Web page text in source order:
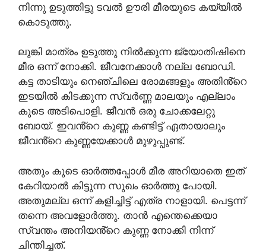
നിന്നു ഉടുത്തിട്ടു ടവൽ ഊരി മീരയുടെ കയ്യിൽ
കൊടുത്തു.
ലുങ്കി മാത്രം ഉടുത്തു നിൽക്കുന്ന ജ്യോതിഷിനെ
മീര ഒന്ന് നോക്കി. ജീവനേക്കാൾ നല്ല ബോഡി.
കട്ട താടിയും നെഞ്ചിലെ രോമങ്ങളും അതിൻ്റെ
ഇടയിൽ കിടക്കുന്ന സ്വർണ്ണ മാലയും എല്ലാം
കൂടെ അടിപൊളി. ജീവൻ ഒരു ചോക്കലേറ്റു
ബോയ്. ഇവൻ്റെ കുണ്ണ കണ്ടിട്ട് ഏതായാലും
ജീവൻ്റെ കുണ്ണയേക്കാൾ മുഴുപ്പുണ്ട്.
അതും കൂടെ ഓർത്തപ്പോൾ മീര അറിയാതെ ഇത്
കേറിയാൽ കിട്ടുന്ന സുഖം ഓർത്തു പോയി.
അതുമല്ല ഒന്ന് കളിച്ചിട്ട് എത്ര നാളായി. പെട്ടന്ന്
തന്നെ അവളോർത്തു. താൻ എന്തെക്കെയാ
സ്വന്തം അനിയൻ്റെ കുണ്ണ നോക്കി നിന്ന്
ചിന്തിച്ചത്.